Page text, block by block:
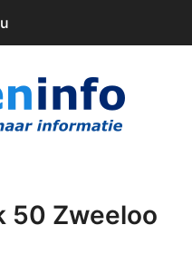
50 Zweeloo